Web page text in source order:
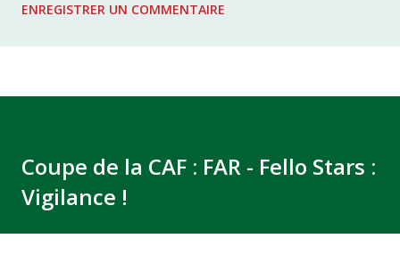
KHEMISET Mardi 06/12/2011 15H00 WAF - OCS au
ENREGISTRER UN COMMENTAIRE
Coupe de la CAF : FAR - Fello Stars :
Vigilance !